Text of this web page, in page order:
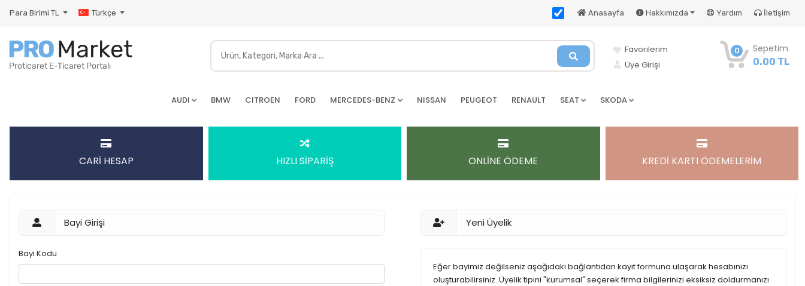
Para Birimi TL Türkçe Anasayfa Hakkımızda Yardım İletişim
0 Sepetim
0.00 TL
Favorilerim
Üye Girişi
AUDI BMW CITROEN FORD MERCEDES-BENZ NISSAN PEUGEOT RENAULT SEAT SKODA
CARİ HESAP HIZLI SİPARİŞ ONLİNE ÖDEME KREDİ KARTI ÖDEMELERİM
Bayi Girişi
Bayi Kodu
Yeni Üyelik
Eğer bayimiz değilseniz aşağıdaki bağlantıdan kayıt formuna ulaşarak hesabınızı
oluşturabilirsiniz. Üyelik tipini "kurumsal" seçerek firma bilgilerinizi eksiksiz doldurmanızı